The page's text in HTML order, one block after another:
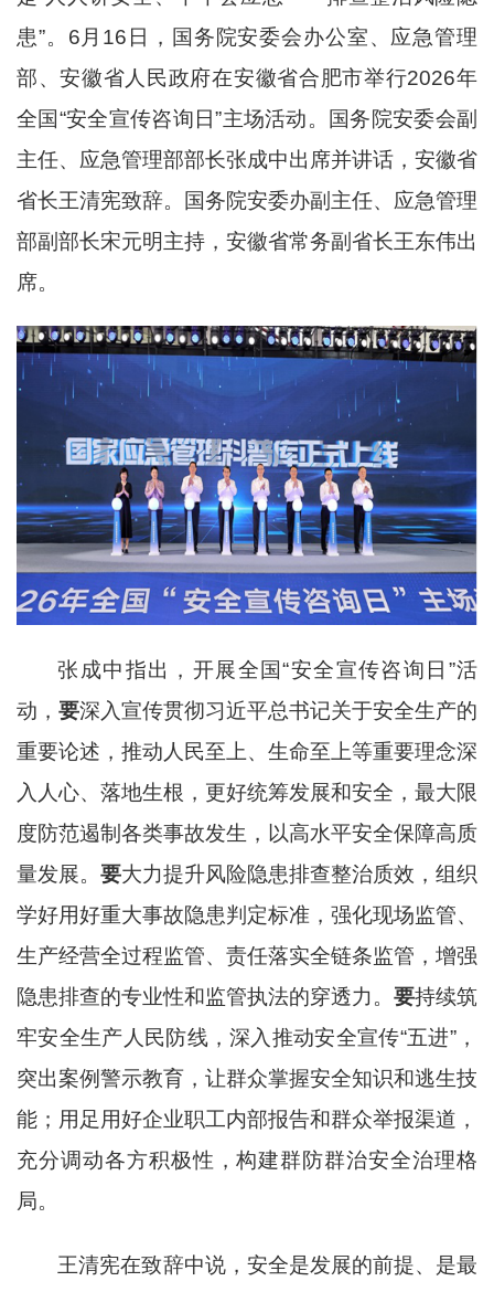
患”。 6月 16 日，国务院安委会办公室、应急管理
部、安徽省人民政府在安徽省合肥市举行2026年
全国“安全宣传咨询日”主场活动。国务院安委会副
主任、应急管理部部长张成中出席并讲话，安徽省
省长王清宪致辞。国务院安委办副主任、应急管理
部副部长宋元明主持，安徽省常务副省长王东伟出
席。
张成中指出，开展全国“安全宣传咨询日”活
动， 要深入宣传贯彻习近平总书记关于安全生产的
重要论述，推动人民至上、生命至上等重要理念深
入人心、落地生根，更好统筹发展和安全，最大限
度防范遏制各类事故发生，以高水平安全保障高质
量发展。 要大力提升风险隐患排查整治质效，组织
学好用好重大事故隐患判定标准，强化现场监管、
生产经营全过程监管、责任落实全链条监管，增强
隐患排查的专业性和监管执法的穿透力。 要持续筑
牢安全生产人民防线，深入推动安全宣传“五进”，
突出案例警示教育，让群众掌握安全知识和逃生技
能；用足用好企业职工内部报告和群众举报渠道，
充分调动各方积极性，构建群防群治安全治理格
局。
王清宪在致辞中说，安全是发展的前提、是最